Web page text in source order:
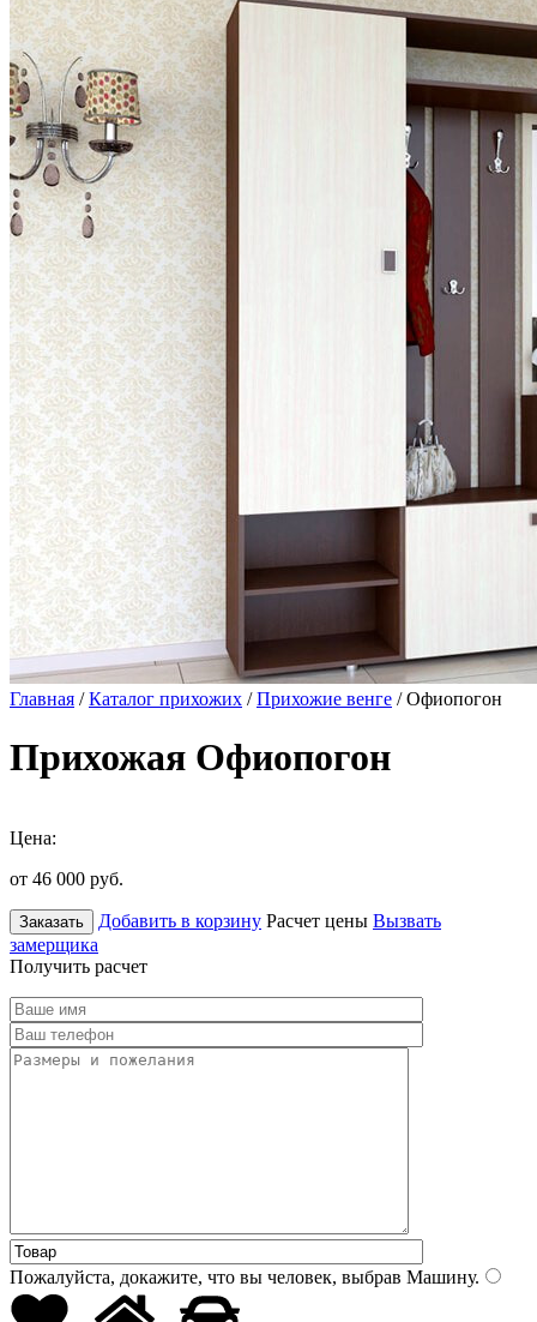
Главная /Каталог прихожих /Прихожие венге / Офиопогон
Прихожая Офиопогон
Цена:
от 46 000 руб.
Заказать Добавить в корзину Расчет цены Вызвать
замерщика
Получить расчет
Пожалуйста, докажите, что вы человек, выбрав Машину.